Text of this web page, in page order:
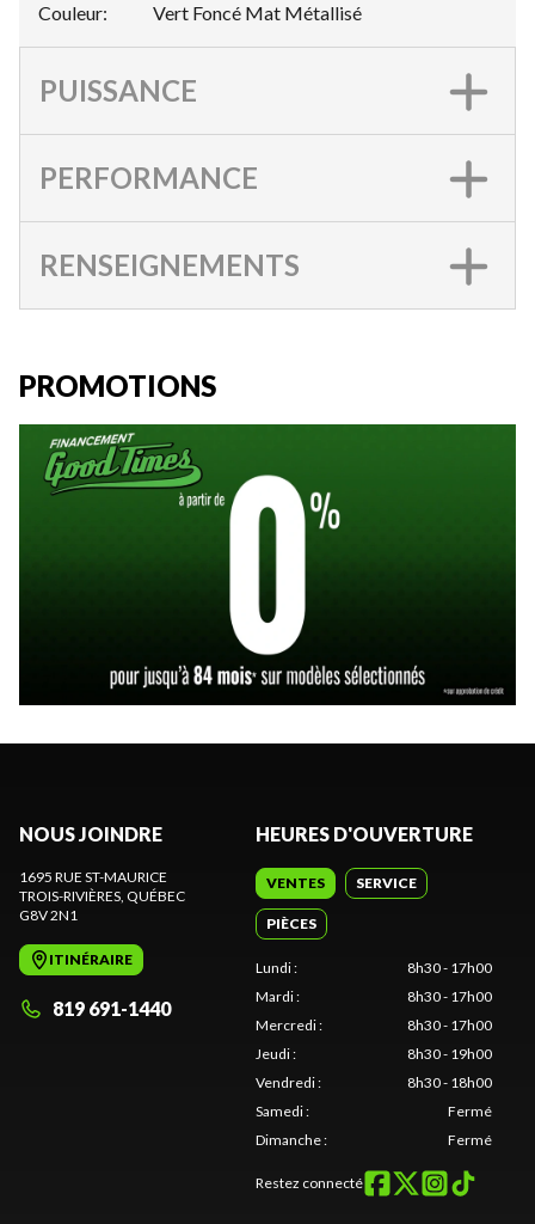
Couleur: Vert Foncé Mat Métallisé
PUISSANCE
PERFORMANCE
RENSEIGNEMENTS
PROMOTIONS
NOUS JOINDRE
1695 RUE ST-MAURICE
TROIS-RIVIÈRES , QUÉBEC
G8V 2N1
ITINÉRAIRE
819 691-1440
HEURES D'OUVERTURE
VENTES SERVICE
PIÈCES
Lundi:
8h30 - 17h00
Mardi:
8h30 - 17h00
Mercredi:
8h30 - 17h00
Jeudi:
8h30 - 19h00
Vendredi:
8h30 - 18h00
Samedi:
Fermé
Dimanche: Fermé
Restez connecté